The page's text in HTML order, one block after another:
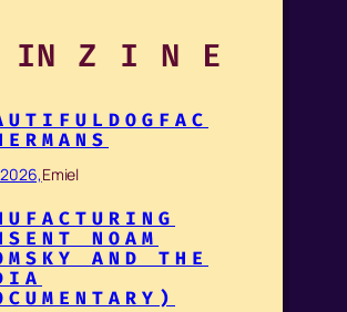
IN Z I N E
2026,Emiel
NOAM
AND THE